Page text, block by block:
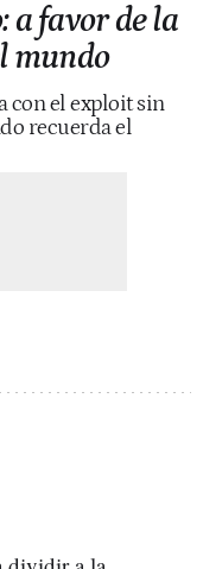
a favor de la
mundo
con el exploit sin
recuerda el